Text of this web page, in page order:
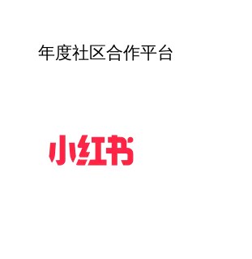
年度社区合作平台